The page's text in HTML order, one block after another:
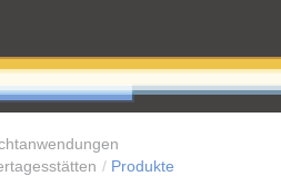
Produkte